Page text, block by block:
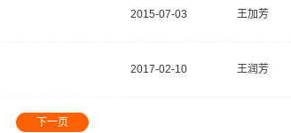
2015-07-03 王加芳
2017-02-10 王润芳
下一页